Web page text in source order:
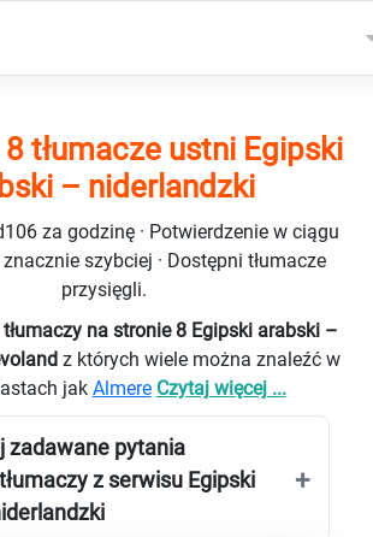
8 tłumacze ustni Egipski
– niderlandzki
za godzinę · Potwierdzenie w ciągu
szybciej · Dostępni tłumacze
przysięgli.
na stronie 8 Egipski arabski –
z których wiele można znaleźć w
jak Almere Czytaj więcej ...
zadawane pytania
z serwisu Egipski